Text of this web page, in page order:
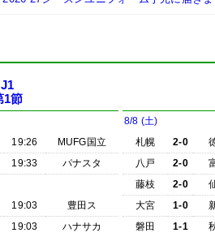
J1
1節
19:26
MUFG国立
19:33
パナスタ
19:03
豊田ス
19:03
ハナサカ
8/8 (土)
札幌
2-0
八戸
2-0
藤枝
2-0
大宮
1-0
磐田
1-1